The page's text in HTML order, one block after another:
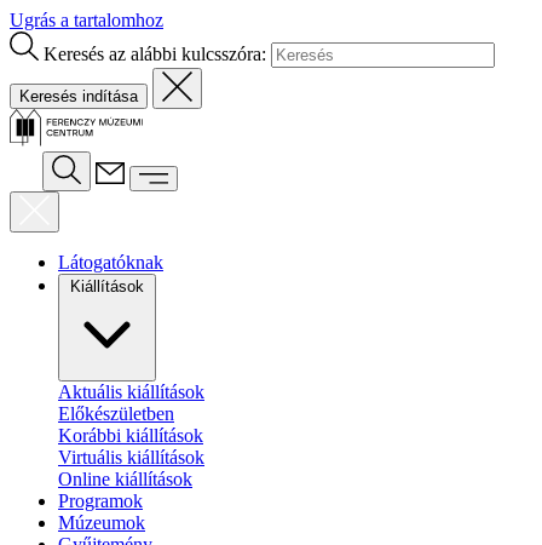
Ugrás a tartalomhoz
Keresés az alábbi kulcsszóra:
Látogatóknak
Kiállítások
Aktuális kiállítások
Előkészületben
Korábbi kiállítások
Virtuális kiállítások
Online kiállítások
Programok
Múzeumok